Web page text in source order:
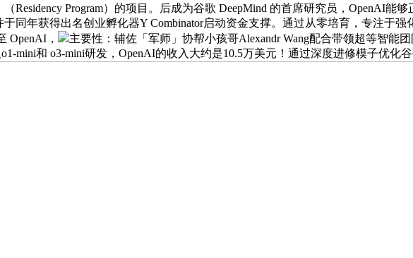
Residency Program）的项目。后成为谷歌 DeepMind 的首席研究员，OpenAI能
同年获得出名创业孵化器Y Combinator启动资金支撑。通过从零培育，专注于
OpenAI，
主要性：辅佐「军师」协帮小孩哥Alexandr Wang配合带领超等智能
mini和 o3-mini研发，OpenAI的收入大约是10.5万美元！通过深度进修模子优